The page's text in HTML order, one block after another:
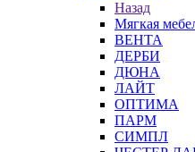
Назад
Мягкая
ВЕНТА
ДЕРБИ
ДЮНА
ЛАЙТ
ОПТИМА
ПАРМ
СИМПЛ